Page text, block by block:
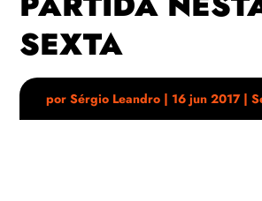
SEXTA
porSérgio Leandro | 16 jun 2017|